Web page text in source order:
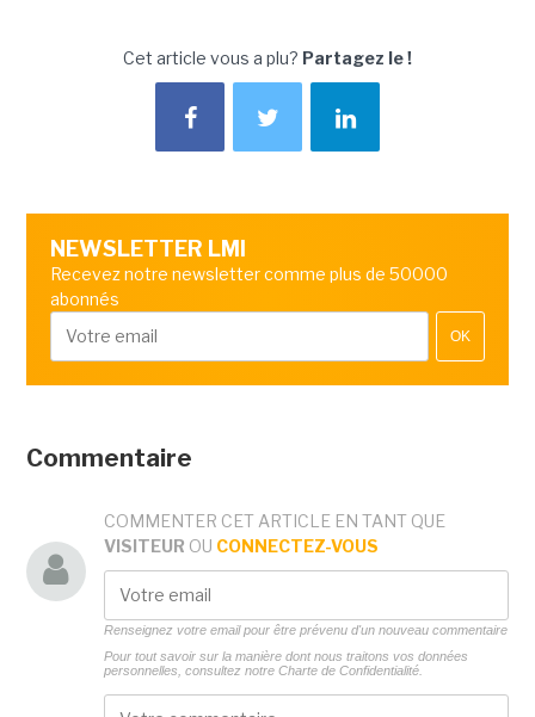
Cet article vous a plu? Partagez le !
NEWSLETTER LMI
Recevez notre newsletter comme plus de 50000
abonnés
OK
Commentaire
COMMENTER CET ARTICLE EN TANT QUE
VISITEUR OU CONNECTEZ-VOUS
Renseignez votre email pour être prévenu d'un nouveau commentaire
Pour tout savoir sur la manière dont nous traitons vos données
personnelles, consultez notre Charte de Confidentialité.